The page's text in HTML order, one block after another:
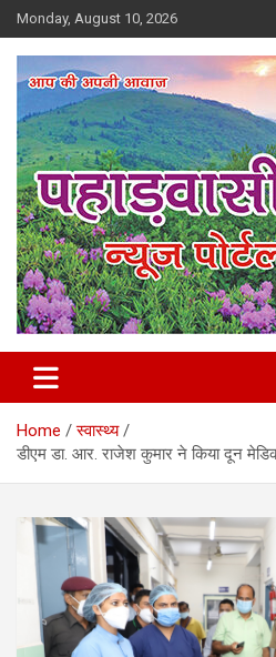
Skip
to
content
Monday, August 10, 2026
Pahadvasi
Home
स्वास्थ्य
डीएम डा. आर. राजेश कुमार ने किया दून